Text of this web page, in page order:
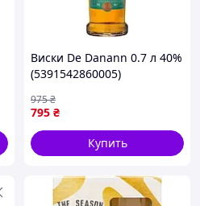
Виски De Danann 0.7 л 40%
(5391542860005)
795 ₴
975₴
Купить